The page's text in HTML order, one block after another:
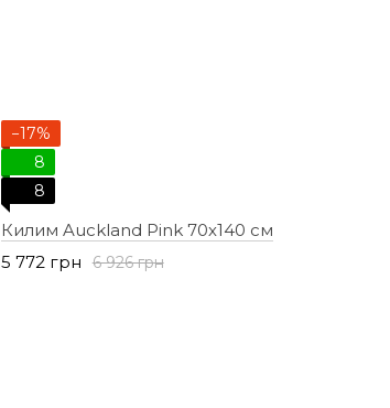
−17%
8
8
Килим Auckland Pink 70х140 см
6 926 грн
5 772 грн